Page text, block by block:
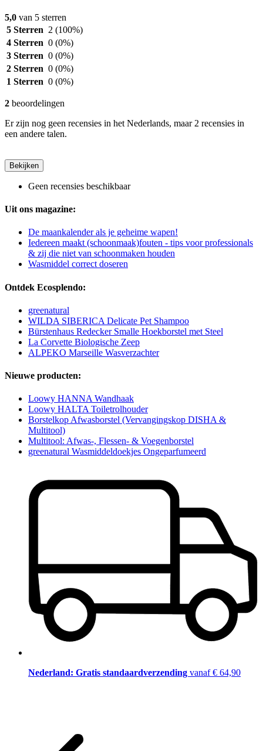
5,0 van 5 sterren
5 Sterren 2 (100%)
4 Sterren 0 (0%)
3 Sterren 0 (0%)
2 Sterren 0 (0%)
1 Sterren 0 (0%)
2 beoordelingen
Er zijn nog geen recensies in het Nederlands, maar 2 recensies in
een andere talen.
Bekijken
Geen recensies beschikbaar
Uit ons magazine:
De maankalender als je geheime wapen!
Iedereen maakt (schoonmaak)fouten - tips voor professionals
& zij die niet van schoonmaken houden
Wasmiddel correct doseren
Ontdek Ecosplendo:
greenatural
WILDA SIBERICA Delicate Pet Shampoo
Bürstenhaus Redecker Smalle Hoekborstel met Steel
La Corvette Biologische Zeep
ALPEKO Marseille Wasverzachter
Nieuwe producten:
Loowy HANNA Wandhaak
Loowy HALTA Toiletrolhouder
Borstelkop Afwasborstel (Vervangingskop DISHA &
Multitool)
Multitool: Afwas-, Flessen- & Voegenborstel
greenatural Wasmiddeldoekjes Ongeparfumeerd
Nederland: Gratis standaardverzending vanaf € 64,90